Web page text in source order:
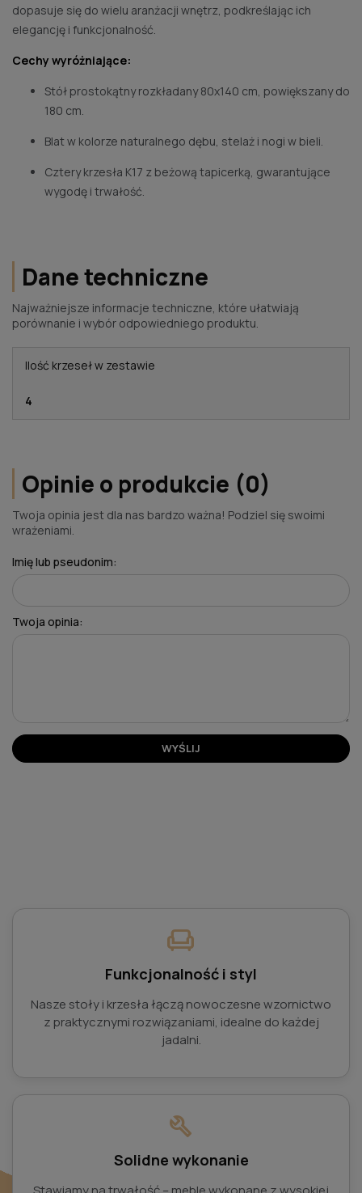
dopasuje się do wielu aranżacji wnętrz, podkreślając ich
elegancję i funkcjonalność.
Cechy wyróżniające:
Stół prostokątny rozkładany 80x140 cm, powiększany do
180 cm.
Blat w kolorze naturalnego dębu, stelaż i nogi w bieli.
Cztery krzesła K17 z beżową tapicerką, gwarantujące
wygodę i trwałość.
Dane techniczne
Najważniejsze informacje techniczne, które ułatwiają
porównanie i wybór odpowiedniego produktu.
Ilość krzeseł w zestawie
4
Opinie o produkcie (0)
Twoja opinia jest dla nas bardzo ważna! Podziel się swoimi
wrażeniami.
Imię lub pseudonim:
Twoja opinia:
WYŚLIJ
chair
Funkcjonalność i styl
Nasze stoły i krzesła łączą nowoczesne wzornictwo
z praktycznymi rozwiązaniami, idealne do każdej
jadalni.
build
Solidne wykonanie